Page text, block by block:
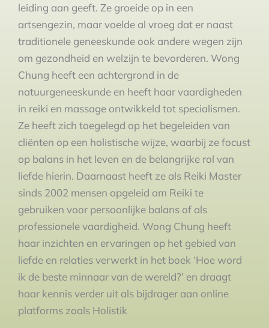
leiding aan geeft. Ze groeide op in een
artsengezin, maar voelde al vroeg dat er naast
traditionele geneeskunde ook andere wegen zijn
om gezondheid en welzijn te bevorderen. Wong
Chung heeft een achtergrond in de
natuurgeneeskunde en heeft haar vaardigheden
in reiki en massage ontwikkeld tot specialismen.
Ze heeft zich toegelegd op het begeleiden van
cliënten op een holistische wijze, waarbij ze focust
op balans in het leven en de belangrijke rol van
liefde hierin. Daarnaast heeft ze als Reiki Master
sinds 2002 mensen opgeleid om Reiki te
gebruiken voor persoonlijke balans of als
professionele vaardigheid. Wong Chung heeft
haar inzichten en ervaringen op het gebied van
liefde en relaties verwerkt in het boek ‘Hoe word
ik de beste minnaar van de wereld?’ en draagt
haar kennis verder uit als bijdrager aan online
platforms zoals Holistik